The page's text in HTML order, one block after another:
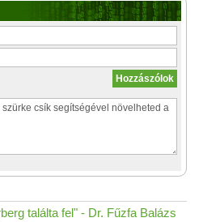
találta fel" - Dr. Fűzfa Balázs